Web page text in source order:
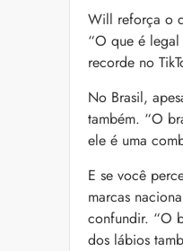
Will reforça o
“O que é
recorde no
No Brasil,
também. “O
ele é uma
E se você
marcas
confundir. “O
dos lábios